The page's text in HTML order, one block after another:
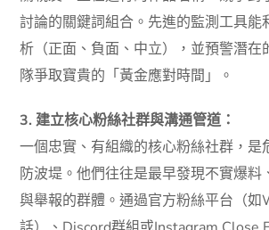
討論的關鍵詞組合。先進的監測工具能
析（正面、負面、中立），並預警潛在
隊爭取寶貴的「黃金應對時間」。
3. 建立核心粉絲社群與溝通管道：
一個忠實、有組織的核心粉絲社群，是
防波堤。他們往往是最早發現不實爆料
與舉報的群體。通過官方粉絲平台（